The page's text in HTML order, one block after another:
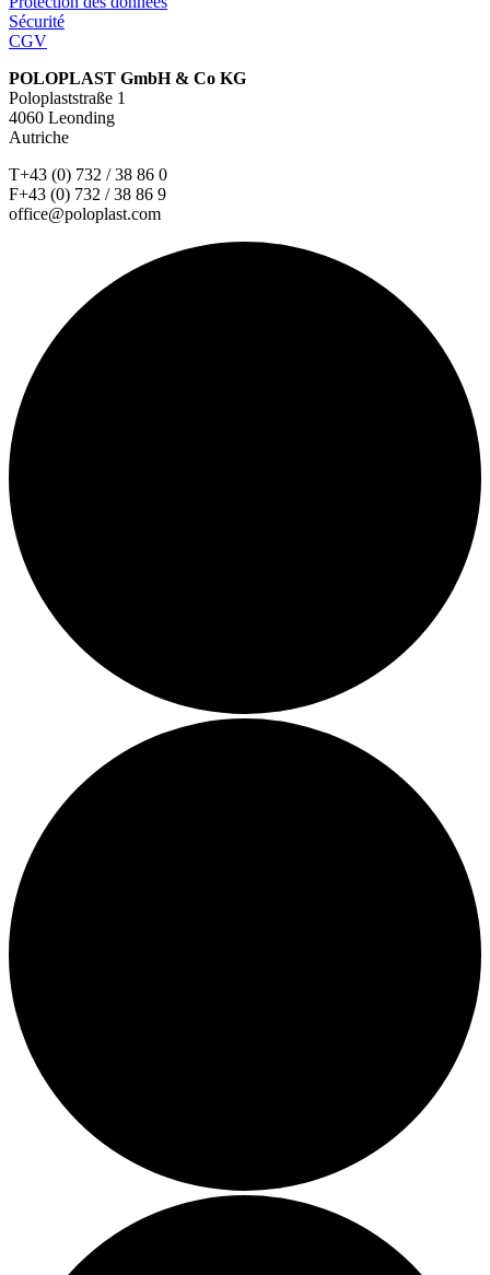
Sécurité
CGV
POLOPLAST GmbH & Co KG
Poloplaststraße 1
4060 Leonding
Autriche
T+43 (0) 732 / 38 86 0
F+43 (0) 732 / 38 86 9
office@poloplast.com